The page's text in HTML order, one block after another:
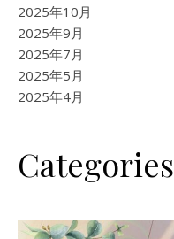
2025年10月
2025年9月
2025年7月
2025年5月
2025年4月
Categories